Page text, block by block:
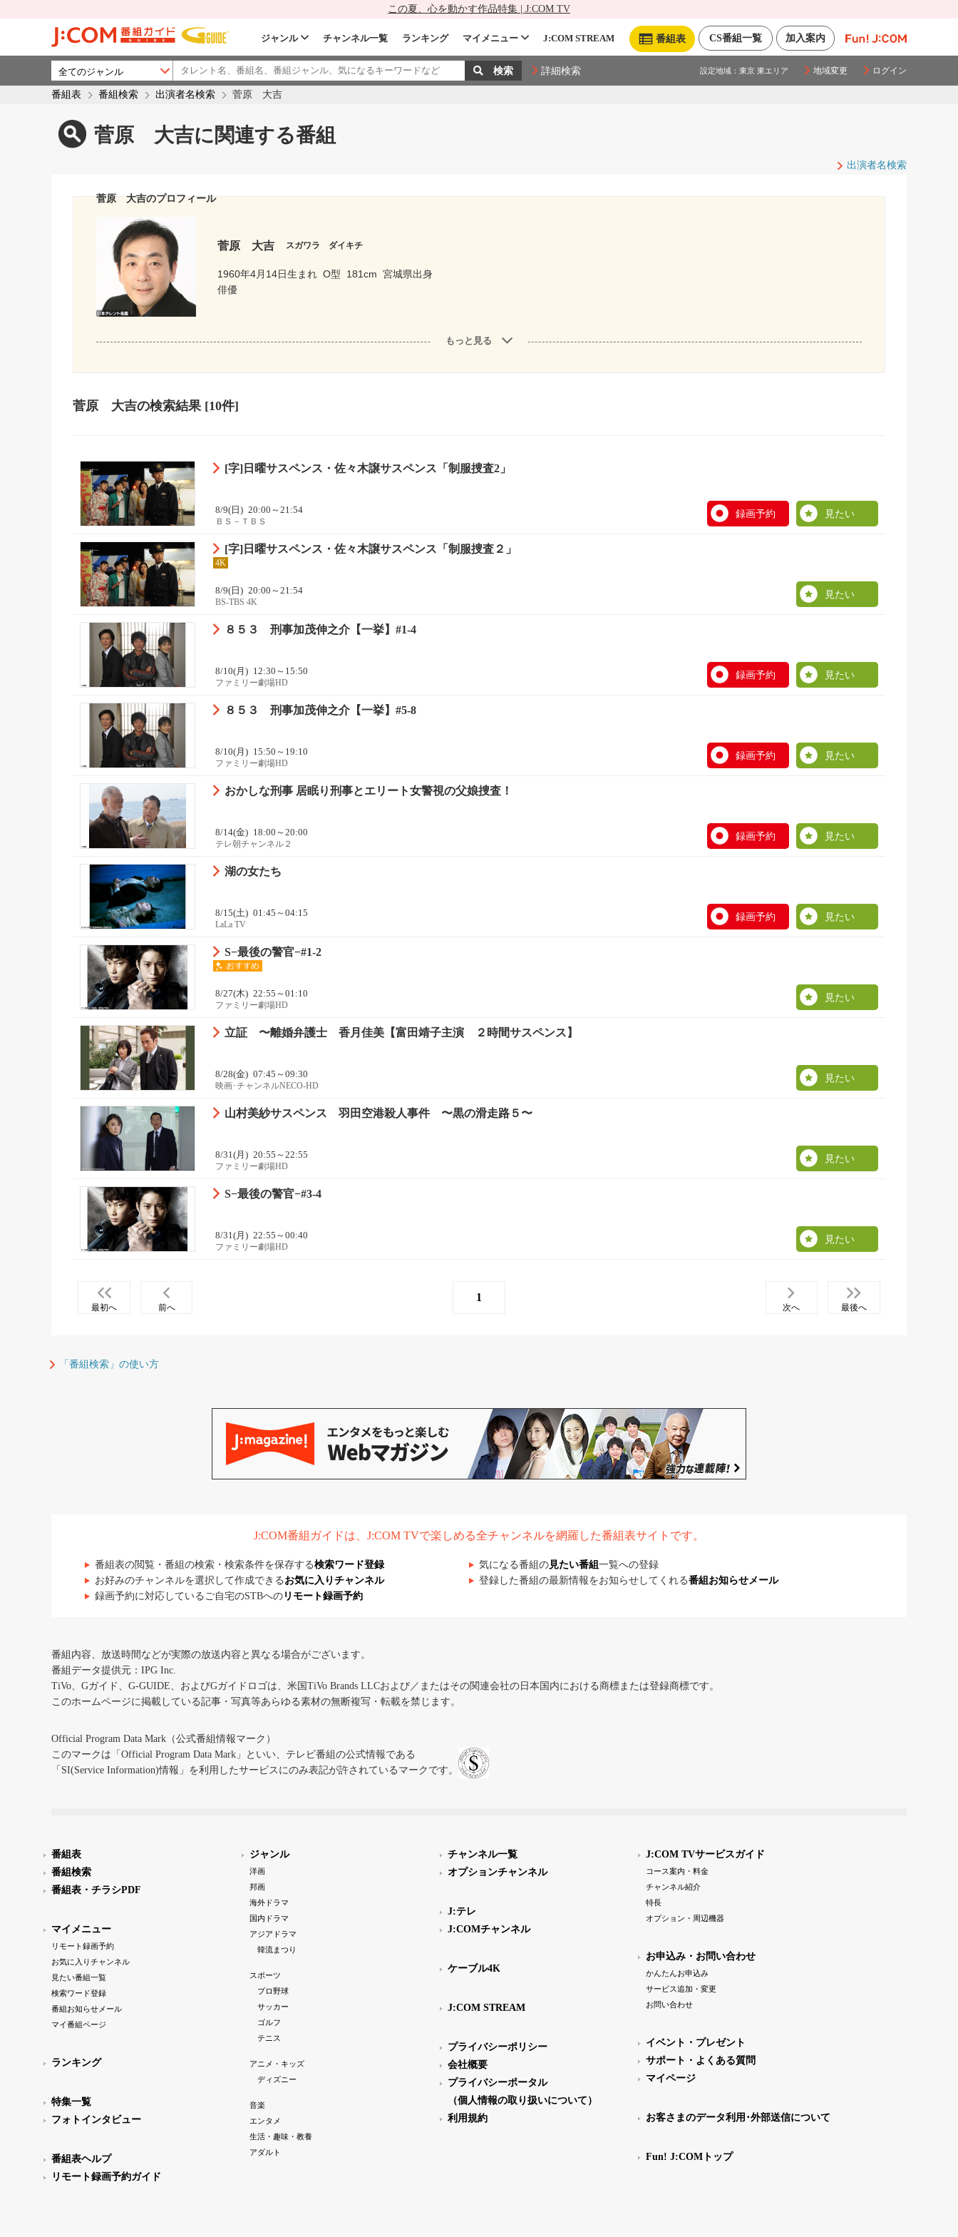
この夏、心を動かす作品特集 | J:COM TV
加入案内
CS番組一覧
番組表
ジャンル チャンネル一覧 ランキング マイメニュー J:COM STREAM
詳細検索 設定地域： 東京 東エリア 地域変更 ログイン
番組表 番組検索 出演者名検索 菅原 大吉
菅原 大吉に関連する番組
出演者名検索
菅原 大吉のプロフィール
菅原 大吉 スガワラ ダイキチ
1960年4月14日生まれ O型 181cm 宮城県出身
俳優
もっと見る
菅原 大吉の検索結果 [10件]
[字]日曜サスペンス・佐々木譲サスペンス「制服捜査2」
8/9(日) 20:00～21:54
ＢＳ－ＴＢＳ
録画予約 見たい
[字]日曜サスペンス・佐々木譲サスペンス「制服捜査２」
4K
8/9(日) 20:00～21:54
BS-TBS 4K
見たい
８５３ 刑事加茂伸之介【一挙】#1-4
8/10(月) 12:30～15:50
ファミリー劇場HD
録画予約 見たい
８５３ 刑事加茂伸之介【一挙】#5-8
8/10(月) 15:50～19:10
ファミリー劇場HD
録画予約 見たい
おかしな刑事 居眠り刑事とエリート女警視の父娘捜査！
8/14(金) 18:00～20:00
テレ朝チャンネル２
録画予約 見たい
湖の女たち
8/15(土) 01:45～04:15
LaLa TV
録画予約 見たい
S−最後の警官−#1-2
8/27(木) 22:55～01:10
ファミリー劇場HD
見たい
立証 〜離婚弁護士 香月佳美【富田靖子主演 ２時間サスペンス】
8/28(金) 07:45～09:30
映画･チャンネルNECO-HD
見たい
山村美紗サスペンス 羽田空港殺人事件 〜黒の滑走路５〜
8/31(月) 20:55～22:55
ファミリー劇場HD
見たい
S−最後の警官−#3-4
8/31(月) 22:55～00:40
ファミリー劇場HD
見たい
最初へ 前へ
1
次へ 最後へ
「番組検索」の使い方
J:COM番組ガイドは、J:COM TVで楽しめる全チャンネルを網羅した番組表サイトです。
番組表の閲覧・番組の検索・検索条件を保存する検索ワード登録 気になる番組の見たい番組 一覧への登録
お好みのチャンネルを選択して作成できる お気に入りチャンネル 登録した番組の最新情報をお知らせしてくれる番組お知らせメール
録画予約に対応しているご自宅のSTBへの リモート録画予約
番組内容、放送時間などが実際の放送内容と異なる場合がございます。
番組データ提供元：IPG Inc.
TiVo、Gガイド、G-GUIDE、およびGガイドロゴは、米国TiVo Brands LLCおよび／またはその関連会社の日本国内における商標または登録商標です。
このホームページに掲載している記事・写真等あらゆる素材の無断複写・転載を禁じます。
Official Program Data Mark（公式番組情報マーク）
このマークは「Official Program Data Mark」といい、テレビ番組の公式情報である
「SI(Service Information)情報」を利用したサービスにのみ表記が許されているマークです。
番組表
番組検索
番組表・チラシPDF
マイメニュー
リモート録画予約
お気に入りチャンネル
見たい番組一覧
検索ワード登録
番組お知らせメール
マイ番組ページ
ランキング
特集一覧
フォトインタビュー
番組表ヘルプ
リモート録画予約ガイド
ジャンル
洋画
邦画
海外ドラマ
国内ドラマ
アジアドラマ
韓流まつり
スポーツ
プロ野球
サッカー
ゴルフ
テニス
アニメ・キッズ
ディズニー
音楽
エンタメ
生活・趣味・教養
アダルト
チャンネル一覧
オプションチャンネル
J:テレ
J:COMチャンネル
ケーブル4K
J:COM STREAM
プライバシーポリシー
会社概要
プライバシーポータル
（個人情報の取り扱いについて）
利用規約
J:COM TVサービスガイド
コース案内・料金
チャンネル紹介
特長
オプション・周辺機器
お申込み・お問い合わせ
かんたんお申込み
サービス追加・変更
お問い合わせ
イベント・プレゼント
サポート・よくある質問
マイページ
お客さまのデータ利用･外部送信について
Fun! J:COMトップ